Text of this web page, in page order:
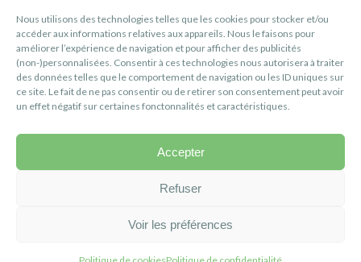
Nous utilisons des technologies telles que les cookies pour stocker et/ou
accéder aux informations relatives aux appareils. Nous le faisons pour
améliorer l’expérience de navigation et pour afficher des publicités
(non-)personnalisées. Consentir à ces technologies nous autorisera à traiter
des données telles que le comportement de navigation ou les ID uniques sur
ce site. Le fait de ne pas consentir ou de retirer son consentement peut avoir
un effet négatif sur certaines fonctonnalités et caractéristiques.
Accepter
Refuser
Voir les préférences
#PETITERIVIÈRE
Suivez-nous
Politique de confidentialité
Réalisation :Axe Création